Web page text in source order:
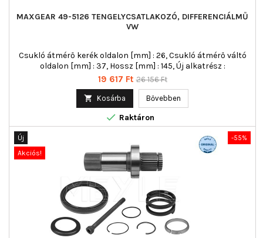
MAXGEAR 49-5126 TENGELYCSATLAKOZÓ, DIFFERENCIÁLMŰ
VW
Csukló átmérő kerék oldalon [mm] : 26, Csukló átmérő váltó
oldalon [mm] : 37, Hossz [mm] : 145, Új alkatrész :
Ár
19 617 Ft Normál
26 156 Ft
 Kosárba Bővebben
 Raktáron
-55%
Új
Akciós!